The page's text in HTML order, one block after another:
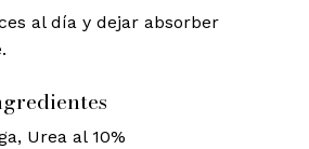
al día y dejar absorber
Urea al 10%